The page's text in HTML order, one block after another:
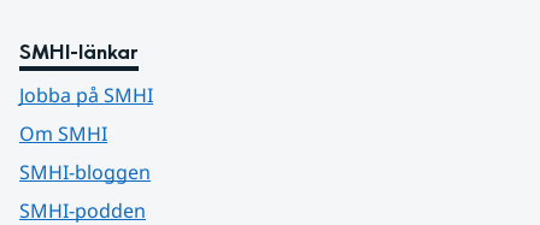
SMHI-länkar
Jobba på SMHI
Om SMHI
SMHI-bloggen
SMHI-podden